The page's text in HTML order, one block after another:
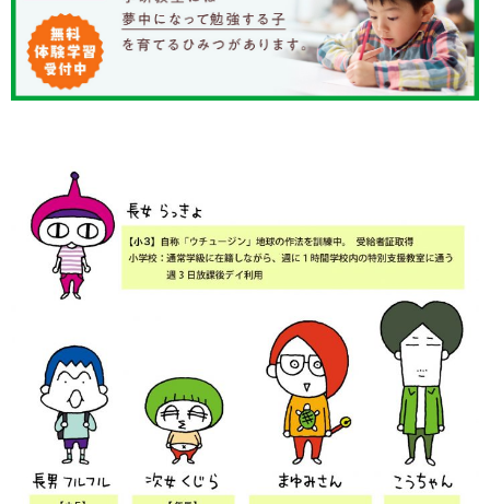
「こそだてまっぷ」とは
個⼈情報について
お問い合わせ